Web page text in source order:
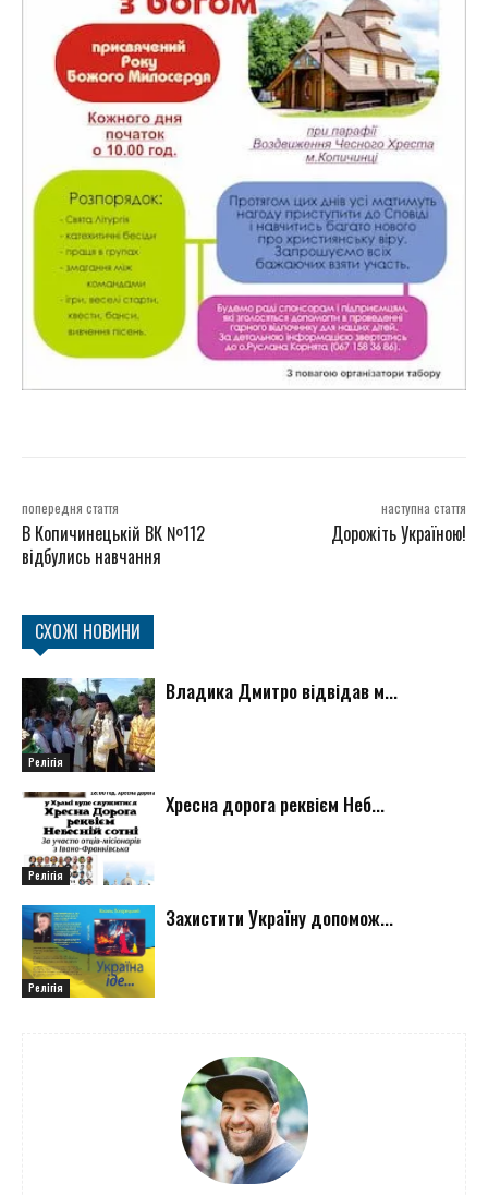
попередня стаття
В Копичинецькій ВК №112
відбулись навчання
наступна стаття
Дорожіть Україною!
СХОЖІ НОВИНИ
Релігія
Владика Дмитро відвідав м...
Релігія
Хресна дорога реквієм Неб...
Релігія
Захистити Україну допомож...